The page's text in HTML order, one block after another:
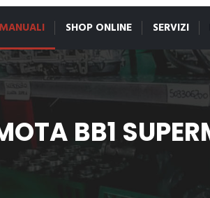
MANUALI SHOP ONLINE SERVIZI
BB1